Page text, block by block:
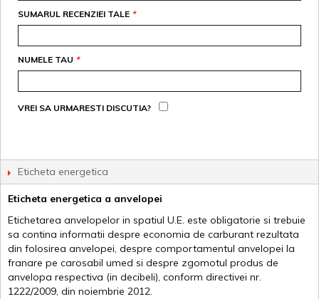
*
SUMARUL RECENZIEI TALE
*
NUMELE TAU
VREI SA URMARESTI DISCUTIA?
Eticheta energetica
Eticheta energetica a anvelopei
Etichetarea anvelopelor in spatiul U.E. este obligatorie si trebuie
sa contina informatii despre economia de carburant rezultata
din folosirea anvelopei, despre comportamentul anvelopei la
franare pe carosabil umed si despre zgomotul produs de
anvelopa respectiva (in decibeli), conform directivei nr.
1222/2009, din noiembrie 2012.